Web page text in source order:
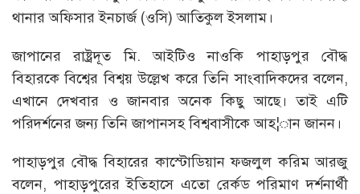
থানার অফিসার ইনচার্জ (ওসি) আতিকুল ইসলাম।
জাপানের রাষ্ট্রদূত মি. আইটিও নাওকি পাহাড়পুর বৌদ্ধ
বিহারকে বিশ্বের বিশ্বয় উল্লেখ করে তিনি সাংবাদিকদের বলেন,
এখানে দেখবার ও জানবার অনেক কিছু আছে। তাই এটি
পরিদর্শনের জন্য তিনি জাপানসহ বিশ্ববাসীকে আহ¦ান জানন।
পাহাড়পুর বৌদ্ধ বিহারের কাস্টোডিয়ান ফজলুল করিম আরজু
বলেন, পাহাড়পুরের ইতিহাসে এতো রের্কড পরিমাণ দর্শনার্থী